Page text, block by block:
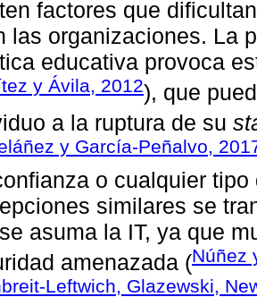
factores que
las organizaciones. La
educativa provoca
y Ávila, 2012), que
a la ruptura de su
y García-Peñalvo,
o cualquier
similares se
asuma la IT, ya que
amenazada (Núñez
Leftwich, Glazewski,